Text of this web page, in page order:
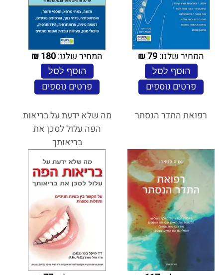
המחיר שלנו:79
₪
הוסף לסל
פרטים נוספים
המחיר שלנו:180
₪
הוסף לסל
פרטים נוספים
רפואת התדר הנסתר
מה שלא ידעת על בריאות
הפה עלול לסכן את
בריאותך